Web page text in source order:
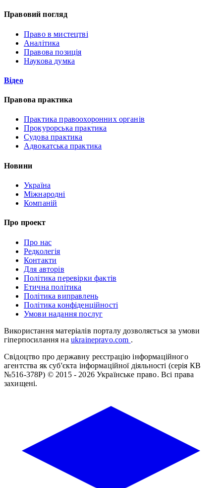
Правовий погляд
Право в мистецтві
Аналітика
Правова позиція
Наукова думка
Відео
Правова практика
Практика правоохоронних органів
Прокурорська практика
Судова практика
Адвокатська практика
Новини
Україна
Міжнародні
Компаній
Про проект
Про нас
Редколегія
Контакти
Для авторів
Політика перевірки фактів
Етична політика
Політика виправлень
Політика конфіденційності
Умови надання послуг
Використання матеріалів порталу дозволяється за умови
гіперпосилання на ukrainepravo.com .
Свідоцтво про державну реєстрацію інформаційного
агентства як суб'єкта інформаційної діяльності (серія КВ
№516-378Р) © 2015 - 2026 Українське право. Всі права
захищені.